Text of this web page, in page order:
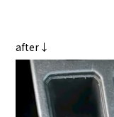
after↓